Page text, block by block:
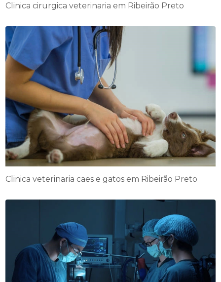
Clinica cirurgica veterinaria em Ribeirão Preto
Clinica veterinaria caes e gatos em Ribeirão Preto